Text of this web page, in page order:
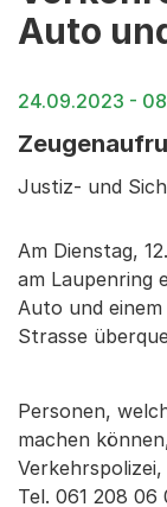
Auto
24.09.2023 -
Justiz- und
Am Dienstag,
am Laupenring
Auto und
Strasse
Personen,
machen
Verkehrspolizei,
Tel. 061 208 06